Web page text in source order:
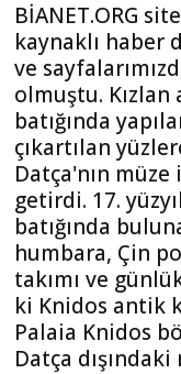
BİANET.ORG
kaynaklı haber
ve
olmuştu. Kızlan
batığında
çıkartılan
Datça'nın
getirdi. 17.
batığında
humbara, Çin
takımı ve
ki Knidos antik
Palaia Knidos
Datça